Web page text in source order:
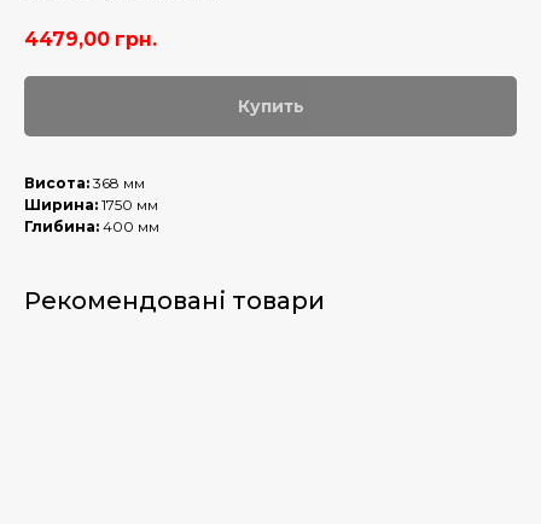
4479,00 грн.
Купить
Висота: 368 мм
Ширина: 1750 мм
Глибина: 400 мм
Рекомендовані товари